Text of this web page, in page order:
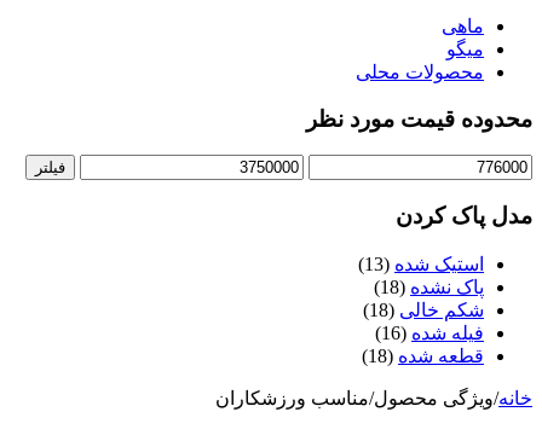
ماهی
میگو
محصولات محلی
محدوده قیمت مورد نظر
فیلتر
مدل پاک کردن
استیک شده (13)
پاک نشده (18)
شکم خالی (18)
فیله شده (16)
قطعه شده (18)
خانه/ویژگی محصول/مناسب ورزشکاران